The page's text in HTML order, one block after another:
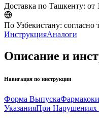
Доставка по Ташкенту: от
По Узбекистану: согласно
ИнструкцияАналоги
Описание и
Навигация по инструкции
Форма Выпуска
УказанияПри